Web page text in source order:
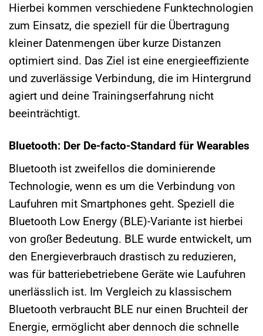
Hierbei kommen verschiedene Funktechnologien
zum Einsatz, die speziell für die Übertragung
kleiner Datenmengen über kurze Distanzen
optimiert sind. Das Ziel ist eine energieeffiziente
und zuverlässige Verbindung, die im Hintergrund
agiert und deine Trainingserfahrung nicht
beeinträchtigt.
Bluetooth: Der De-facto-Standard für Wearables
Bluetooth ist zweifellos die dominierende
Technologie, wenn es um die Verbindung von
Laufuhren mit Smartphones geht. Speziell die
Bluetooth Low Energy (BLE)-Variante ist hierbei
von großer Bedeutung. BLE wurde entwickelt, um
den Energieverbrauch drastisch zu reduzieren,
was für batteriebetriebene Geräte wie Laufuhren
unerlässlich ist. Im Vergleich zu klassischem
Bluetooth verbraucht BLE nur einen Bruchteil der
Energie, ermöglicht aber dennoch die schnelle